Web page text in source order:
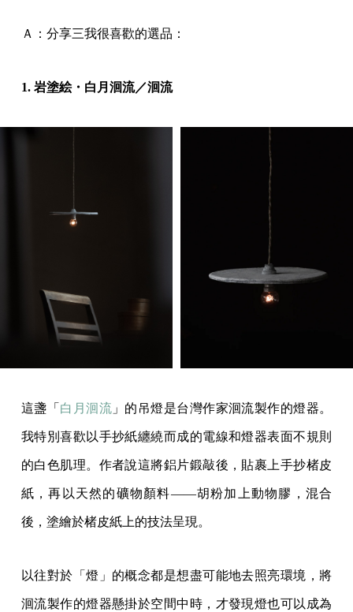
Ａ：分享三我很喜歡的選品：
1. 岩塗絵・白月洄流／洄流
這盞「 白月洄流 」的吊燈是台灣作家洄流製作的燈器。
我特別喜歡以手抄紙纏繞而成的電線和燈器表面不規則
的白色肌理。作者說這將鋁片鍛敲後，貼裹上手抄楮皮
紙，再以天然的礦物顏料——胡粉加上動物膠，混合
後，塗繪於楮皮紙上的技法呈現。
以往對於「燈」的概念都是想盡可能地去照亮環境，將
洄流製作的燈器懸掛於空間中時，才發現燈也可以成為